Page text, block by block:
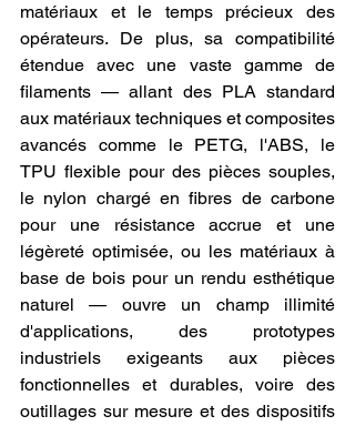
matériaux et le temps précieux des
opérateurs. De plus, sa compatibilité
étendue avec une vaste gamme de
filaments — allant des PLA standard
aux matériaux techniques et composites
avancés comme le PETG, l'ABS, le
TPU flexible pour des pièces souples,
le nylon chargé en fibres de carbone
pour une résistance accrue et une
légèreté optimisée, ou les matériaux à
base de bois pour un rendu esthétique
naturel — ouvre un champ illimité
d'applications, des prototypes
industriels exigeants aux pièces
fonctionnelles et durables, voire des
outillages sur mesure et des dispositifs